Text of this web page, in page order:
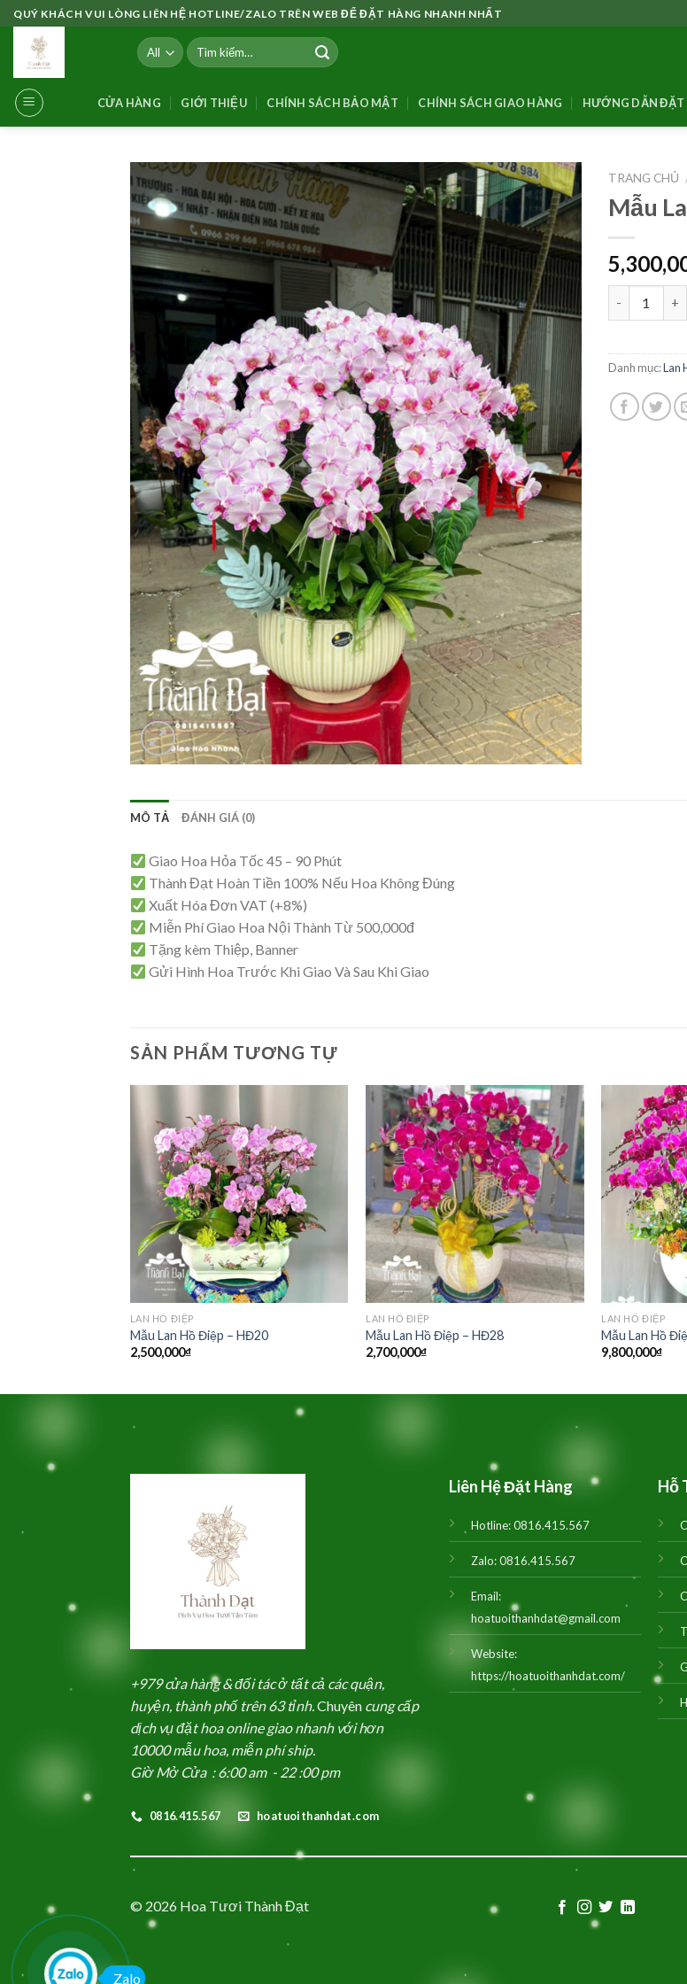
Skip
to
content
QUÝ KHÁCH VUI LÒNG LIÊN HỆ HOTLINE/ZALO TRÊN WEB ĐỂ ĐẶT HÀNG NHANH NHẤT
Tìm
kiếm:
CỬA HÀNG GIỚI THIỆU CHÍNH SÁCH BẢO MẬT CHÍNH SÁCH GIAO HÀNG HƯỚNG DẪN ĐẶT
TRANG CHỦ
Mẫu
Mẫu Lan Hồ
Danh mục:Lan
MÔ TẢ ĐÁNH GIÁ (0)
Giao Hoa Hỏa Tốc 45 – 90 Phút
Thành Đạt Hoàn Tiền 100% Nếu Hoa Không Đúng
Xuất Hóa Đơn VAT (+8%)
Miễn Phí Giao Hoa Nội Thành Từ 500,000đ
Tặng kèm Thiệp, Banner
Gửi Hình Hoa Trước Khi Giao Và Sau Khi Giao
SẢN PHẨM TƯƠNG TỰ
LAN HỒ ĐIỆP
Mẫu Lan Hồ Điệp – HĐ20
2,500,000₫
LAN HỒ ĐIỆP
Mẫu Lan Hồ Điệp – HĐ28
2,700,000₫
LAN HỒ ĐIỆP
Mẫu Lan Hồ
9,800,000₫
+979 cửa hàng & đối tác ở tất cả các quận,
huyện, thành phố trên 63 tỉnh.Chuyên cung cấp
dịch vụ đặt hoa online giao nhanh với hơn
10000 mẫu hoa, miễn phí ship.
Giờ Mở Cửa : 6:00 am - 22 :00 pm
0816.415.567 hoatuoithanhdat.com
Liên Hệ Đặt Hàng
Hotline:0816.415.567
Zalo:0816.415.567
Email:
hoatuoithanhdat@gmail.com
Website:
https://hoatuoithanhdat.com/
Hỗ
© 2026 Hoa Tươi Thành Đạt
Zalo